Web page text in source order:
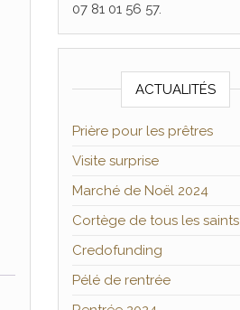
07 81 01 56 57.
ACTUALITÉS
Prière pour les prêtres
Visite surprise
Marché de Noël 2024
Cortège de tous les saints
Credofunding
Pélé de rentrée